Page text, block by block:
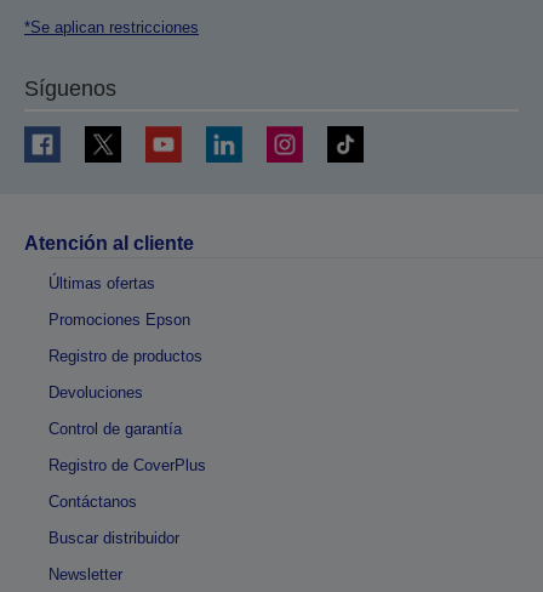
*Se aplican restricciones
Síguenos
Atención al cliente
Últimas ofertas
Promociones Epson
Registro de productos
Devoluciones
Control de garantía
Registro de CoverPlus
Contáctanos
Buscar distribuidor
Newsletter